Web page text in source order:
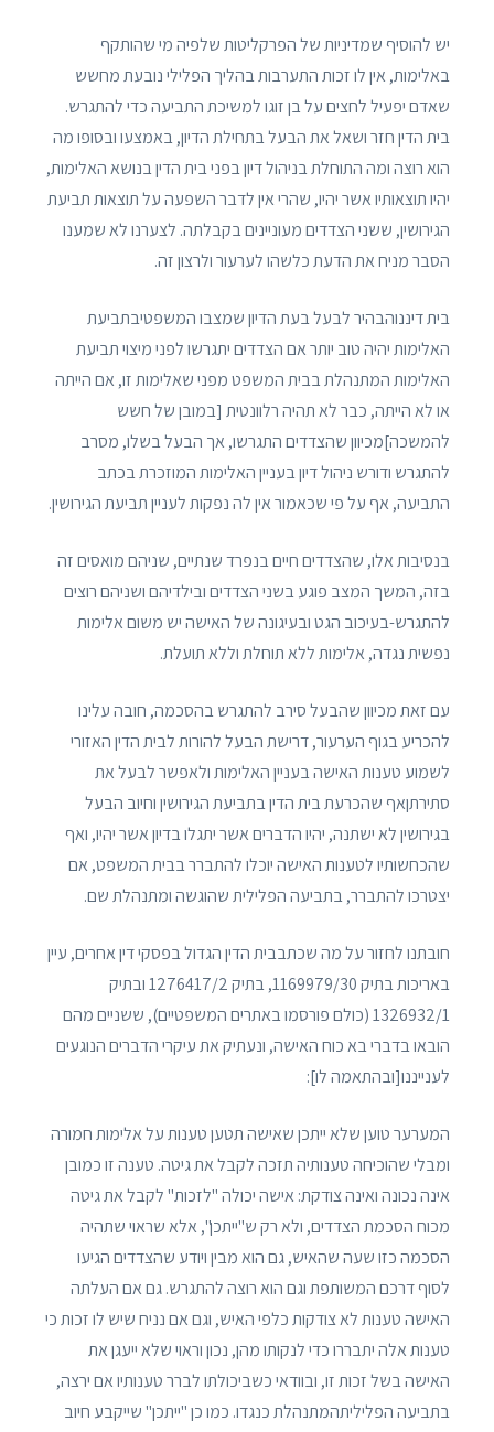
יש להוסיף שמדיניות של הפרקליטות שלפיה מי שהותקף
באלימות, אין לו זכות התערבות בהליך הפלילי נובעת מחשש
שאדם יפעיל לחצים על בן זוגו למשיכת התביעה כדי להתגרש.
בית הדין חזר ושאל את הבעל בתחילת הדיון, באמצעו ובסופו מה
הוא רוצה ומה התוחלת בניהול דיון בפני בית הדין בנושא האלימות,
יהיו תוצאותיו אשר יהיו, שהרי אין לדבר השפעה על תוצאות תביעת
הגירושין, ששני הצדדים מעוניינים בקבלתה. לצערנו לא שמענו
הסבר מניח את הדעת כלשהו לערעור ולרצון זה.
בית דיננוהבהיר לבעל בעת הדיון שמצבו המשפטיבתביעת
האלימות יהיה טוב יותר אם הצדדים יתגרשו לפני מיצוי תביעת
האלימות המתנהלת בבית המשפט מפני שאלימות זו, אם הייתה
או לא הייתה, כבר לא תהיה רלוונטית [במובן של חשש
להמשכה]מכיוון שהצדדים התגרשו, אך הבעל בשלו, מסרב
להתגרש ודורש ניהול דיון בעניין האלימות המוזכרת בכתב
התביעה, אף על פי שכאמור אין לה נפקות לעניין תביעת הגירושין.
בנסיבות אלו, שהצדדים חיים בנפרד שנתיים, שניהם מואסים זה
בזה, המשך המצב פוגע בשני הצדדים ובילדיהם ושניהם רוצים
להתגרש-בעיכוב הגט ובעיגונה של האישה יש משום אלימות
נפשית נגדה, אלימות ללא תוחלת וללא תועלת.
עם זאת מכיוון שהבעל סירב להתגרש בהסכמה, חובה עלינו
להכריע בגוף הערעור, דרישת הבעל להורות לבית הדין האזורי
לשמוע טענות האישה בעניין האלימות ולאפשר לבעל את
סתירתןאף שהכרעת בית הדין בתביעת הגירושין וחיוב הבעל
בגירושין לא ישתנה, יהיו הדברים אשר יתגלו בדיון אשר יהיו, ואף
שהכחשותיו לטענות האישה יוכלו להתברר בבית המשפט, אם
יצטרכו להתברר, בתביעה הפלילית שהוגשה ומתנהלת שם.
חובתנו לחזור על מה שכתבבית הדין הגדול בפסקי דין אחרים, עיין
באריכות בתיק 1169979/30, בתיק 1276417/2 ובתיק
1326932/1 (כולם פורסמו באתרים המשפטיים), ששניים מהם
הובאו בדברי בא כוח האישה, ונעתיק את עיקרי הדברים הנוגעים
לענייננו[ובהתאמה לו]:
המערער טוען שלא ייתכן שאישה תטען טענות על אלימות חמורה
ומבלי שהוכיחה טענותיה תזכה לקבל את גיטה. טענה זו כמובן
אינה נכונה ואינה צודקת: אישה יכולה "לזכות" לקבל את גיטה
מכוח הסכמת הצדדים, ולא רק ש"ייתכן", אלא שראוי שתהיה
הסכמה כזו שעה שהאיש, גם הוא מבין ויודע שהצדדים הגיעו
לסוף דרכם המשותפת וגם הוא רוצה להתגרש. גם אם העלתה
האישה טענות לא צודקות כלפי האיש, וגם אם נניח שיש לו זכות כי
טענות אלה יתבררו כדי לנקותו מהן, נכון וראוי שלא ייעגן את
האישה בשל זכות זו, ובוודאי כשביכולתו לברר טענותיו אם ירצה,
בתביעה הפליליתהמתנהלת כנגדו. כמו כן "ייתכן" שייקבע חיוב